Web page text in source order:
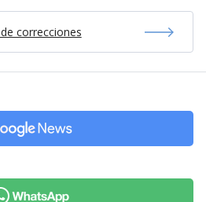
correcciones